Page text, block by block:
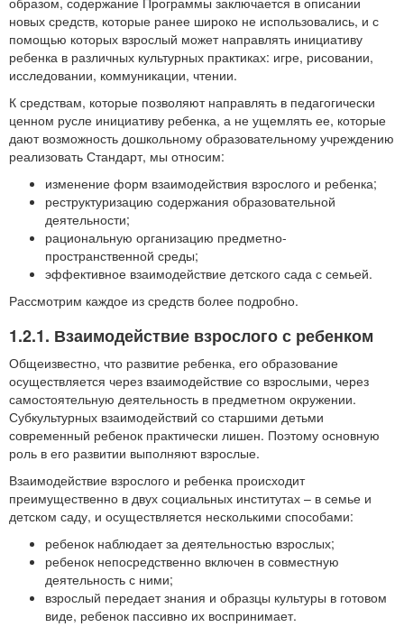
новых средств, которые ранее широко не использовались, и с
помощью которых взрослый может направлять инициативу
ребенка в различных культурных практиках: игре, рисовании,
исследовании, коммуникации, чтении.
К средствам, которые позволяют направлять в педагогически
ценном русле инициативу ребенка, а не ущемлять ее, которые
дают возможность дошкольному образовательному учреждению
реализовать Стандарт, мы относим:
изменение форм взаимодействия взрослого и ребенка;
реструктуризацию содержания образовательной
деятельности;
рациональную организацию предметно-
пространственной среды;
эффективное взаимодействие детского сада с семьей.
Рассмотрим каждое из средств более подробно.
1.2.1. Взаимодействие взрослого с ребенком
Общеизвестно, что развитие ребенка, его образование
осуществляется через взаимодействие со взрослыми, через
самостоятельную деятельность в предметном окружении.
Субкультурных взаимодействий со старшими детьми
современный ребенок практически лишен. Поэтому основную
роль в его развитии выполняют взрослые.
Взаимодействие взрослого и ребенка происходит
преимущественно в двух социальных институтах – в семье и
детском саду, и осуществляется несколькими способами:
ребенок наблюдает за деятельностью взрослых;
ребенок непосредственно включен в совместную
деятельность с ними;
взрослый передает знания и образцы культуры в готовом
виде, ребенок пассивно их воспринимает.